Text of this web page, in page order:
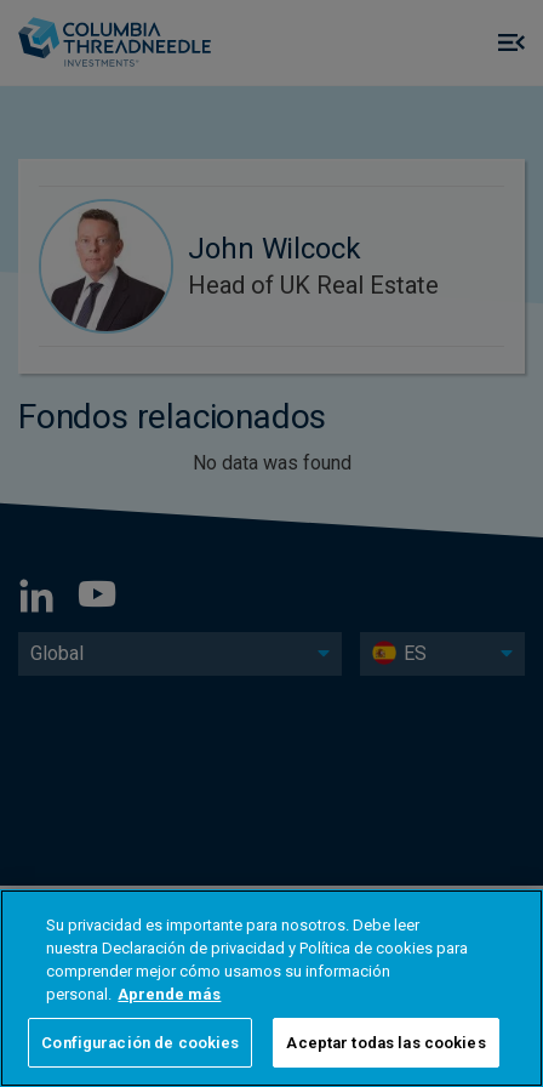
John Wilcock
Head of UK Real Estate
Fondos relacionados
No data was found
Global ES
Su privacidad es importante para nosotros. Debe leer
nuestra Declaración de privacidad y Política de cookies para
comprender mejor cómo usamos su información
personal. Aprende más
Configuración de cookies Aceptar todas las cookies